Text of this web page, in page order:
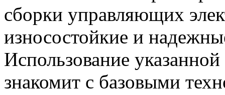
сборки управляющих
износостойкие и
Использование
знакомит с базовыми